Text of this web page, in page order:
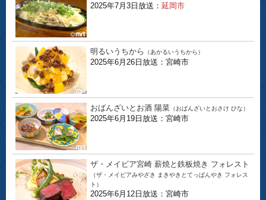
2025年7月3日放送： 延岡市
明るいうちから （あかるいうちから）
2025年6月26日放送：宮崎市
おばんざいとお酒 陽菜 （おばんざいとおさけ ひな）
2025年6月19日放送：宮崎市
ザ・メイビア宮崎 薪焼と鉄板焼き フォレスト
（ザ・メイビアみやざき まきやきとてっぱんやき フォレス
ト）
2025年6月12日放送：宮崎市